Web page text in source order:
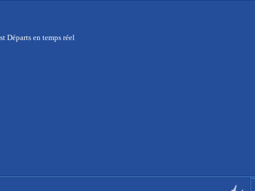
Départs en temps réel